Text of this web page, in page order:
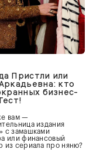
Пристли или
кто
бизнес-
вам —
издания
с замашками
или финансовый
из сериала про няню?